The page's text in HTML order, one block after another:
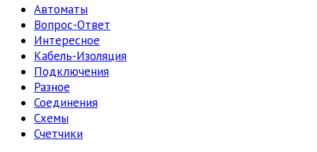
Автоматы
Вопрос-Ответ
Интересное
Кабель-Изоляция
Подключения
Разное
Соединения
Схемы
Счетчики